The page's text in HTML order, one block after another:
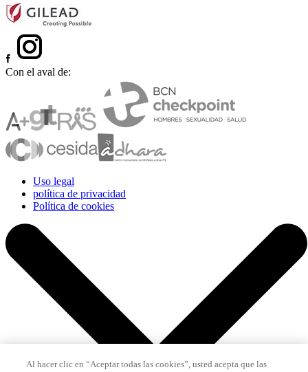
Con el aval de:
Uso legal
política de privacidad
Política de cookies
Al hacer clic en “Aceptar todas las cookies”, usted acepta que las